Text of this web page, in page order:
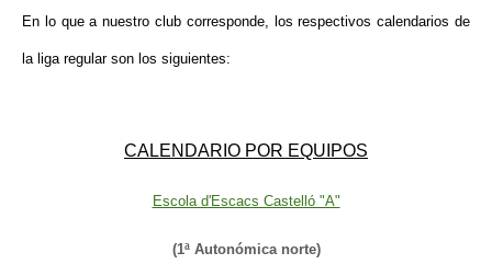
En lo que a nuestro club corresponde, los respectivos calendarios de
la liga regular son los siguientes:
CALENDARIO POR EQUIPOS
Escola d'Escacs Castelló "A"
(1ª Autonómica norte)